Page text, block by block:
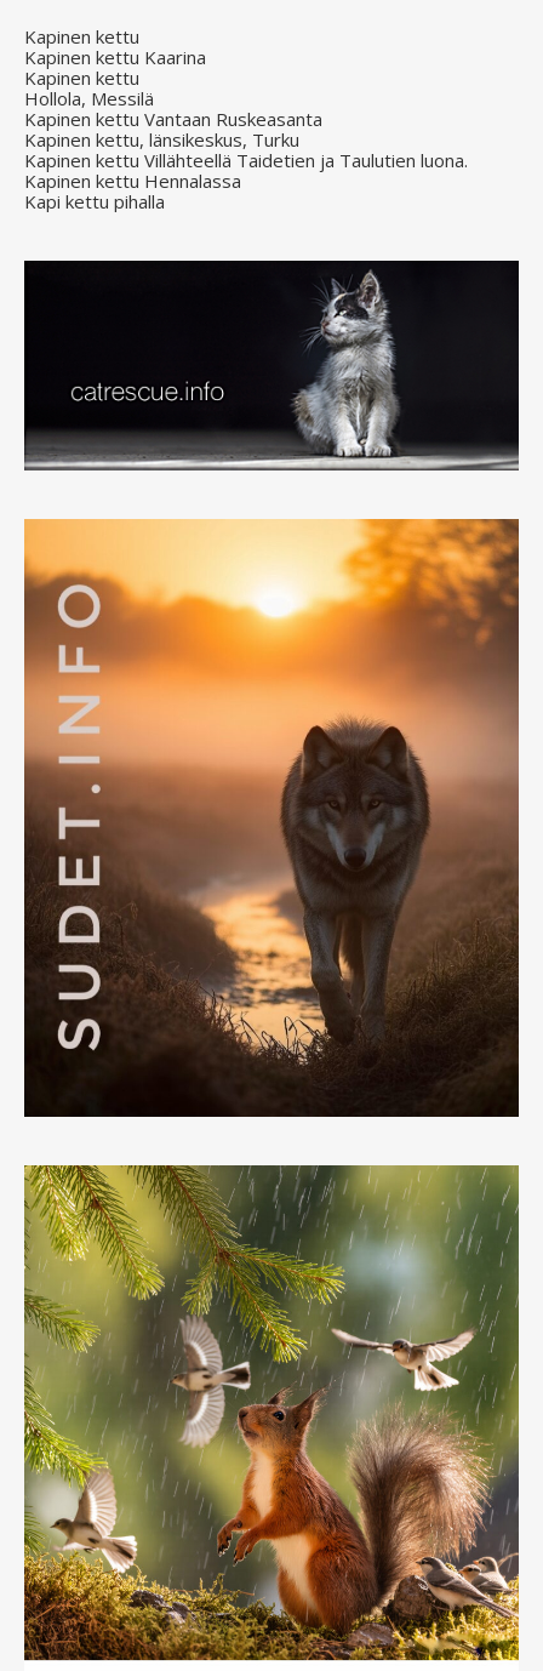
Kapinen kettu
Kapinen kettu Kaarina
Kapinen kettu
Hollola, Messilä
Kapinen kettu Vantaan Ruskeasanta
Kapinen kettu, länsikeskus, Turku
Kapinen kettu Villähteellä Taidetien ja Taulutien luona.
Kapinen kettu Hennalassa
Kapi kettu pihalla